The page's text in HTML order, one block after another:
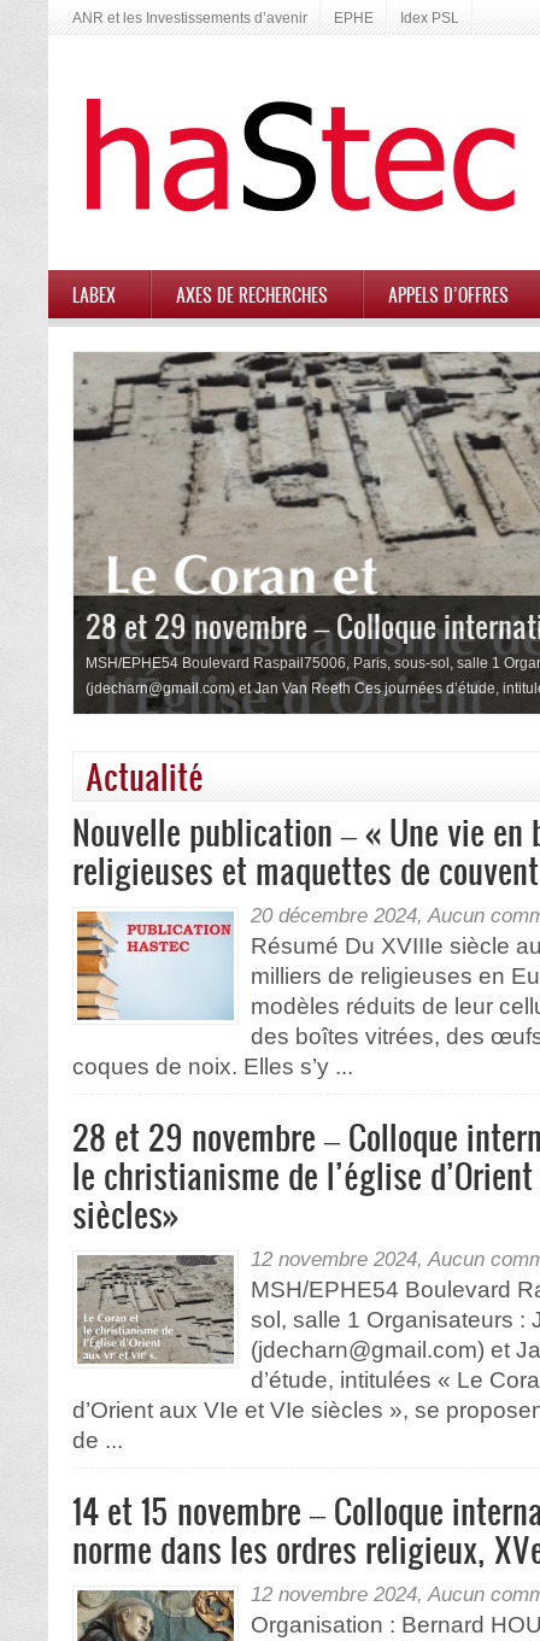
ANR et les Investissements d’avenir EPHE Idex PSL
LABEX AXES DE RECHERCHES APPELS D’OFFRES
28 et 29 novembre – Colloque
MSH/EPHE54 Boulevard Raspail75006, Paris, sous-sol, salle 1
(jdecharn@gmail.com) et Jan Van Reeth Ces journées d’étude,
Actualité
Nouvelle publication – « Une vie en
religieuses et maquettes de
20 décembre 2024,Aucun
Résumé Du XVIIIe siècle
milliers de religieuses en
modèles réduits de leur
des boîtes vitrées, des
coques de noix. Elles s’y ...
28 et 29 novembre – Colloque
le christianisme de l’église
siècles»
12 novembre 2024,Aucun
MSH/EPHE54 Boulevard
sol, salle 1 Organisateurs :
(jdecharn@gmail.com) et
d’étude, intitulées « Le
d’Orient aux VIe et VIe siècles », se
de ...
14 et 15 novembre – Colloque
norme dans les ordres religieux,
12 novembre 2024,Aucun
Organisation : Bernard